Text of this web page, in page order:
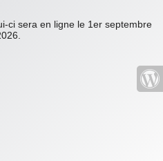
ci sera en ligne le 1er septembre